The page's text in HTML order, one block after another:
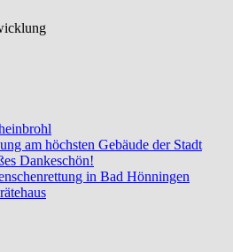
am höchsten Gebäude der Stadt
Dankeschön!
in Bad Hönningen